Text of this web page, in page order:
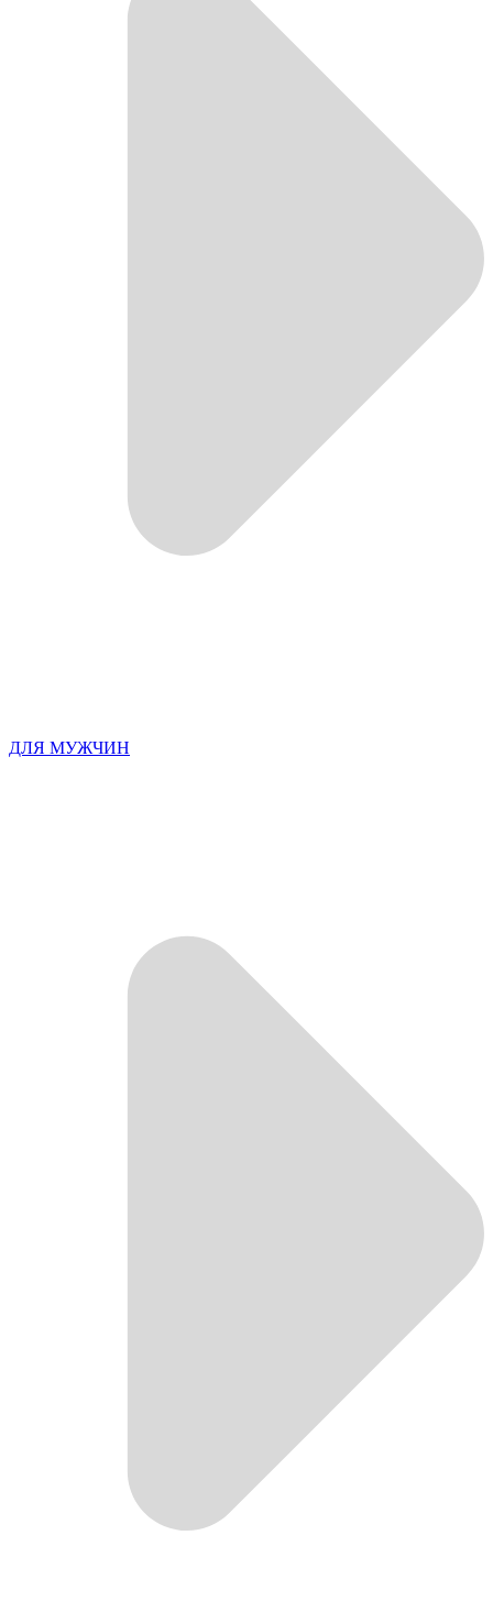
ДЛЯ МУЖЧИН